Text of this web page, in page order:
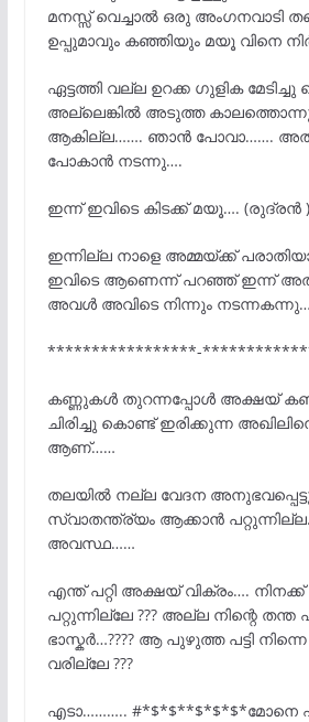
മനസ്സ് വെച്ചാൽ ഒരു അംഗനവാടി
ഉപ്പുമാവും കഞ്ഞിയും മയൂ വിനെ
ഏട്ടത്തി വല്ല ഉറക്ക ഗുളിക
അല്ലെങ്കിൽ അടുത്ത കാലത്തൊന്നും
ആകില്ല……. ഞാൻ പോവാ…….
പോകാൻ നടന്നു….
ഇന്ന് ഇവിടെ കിടക്ക് മയൂ…. (രുദ്രൻ )
ഇന്നില്ല നാളെ അമ്മയ്ക്ക്
ഇവിടെ ആണെന്ന് പറഞ്ഞ് ഇന്ന് അത്
അവൾ അവിടെ നിന്നും
*****************-
കണ്ണുകൾ തുറന്നപ്പോൾ അക്ഷയ്
ചിരിച്ചു കൊണ്ട് ഇരിക്കുന്ന
ആണ്……
തലയിൽ നല്ല വേദന
സ്വാതന്ത്ര്യം ആക്കാൻ
അവസ്ഥ……
എന്ത് പറ്റി അക്ഷയ് വിക്രം….
പറ്റുന്നില്ലേ ??? അല്ല നിന്റെ തന്ത
ഭാസ്കർ…???? ആ പുഴുത്ത പട്ടി
വരില്ലേ ???
എടാ………..